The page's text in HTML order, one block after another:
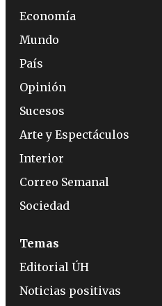
Economía
Mundo
País
Opinión
Sucesos
Arte y Espectáculos
Interior
Correo Semanal
Sociedad
Temas
Editorial ÚH
Noticias positivas